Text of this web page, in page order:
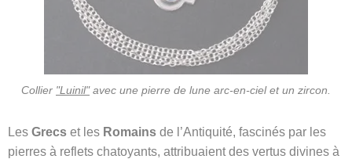
Collier "Luinil"avec une pierre de lune arc-en-ciel et un zircon.
Les Grecs et les Romains de l’Antiquité, fascinés par les
pierres à reflets chatoyants, attribuaient des vertus divines à